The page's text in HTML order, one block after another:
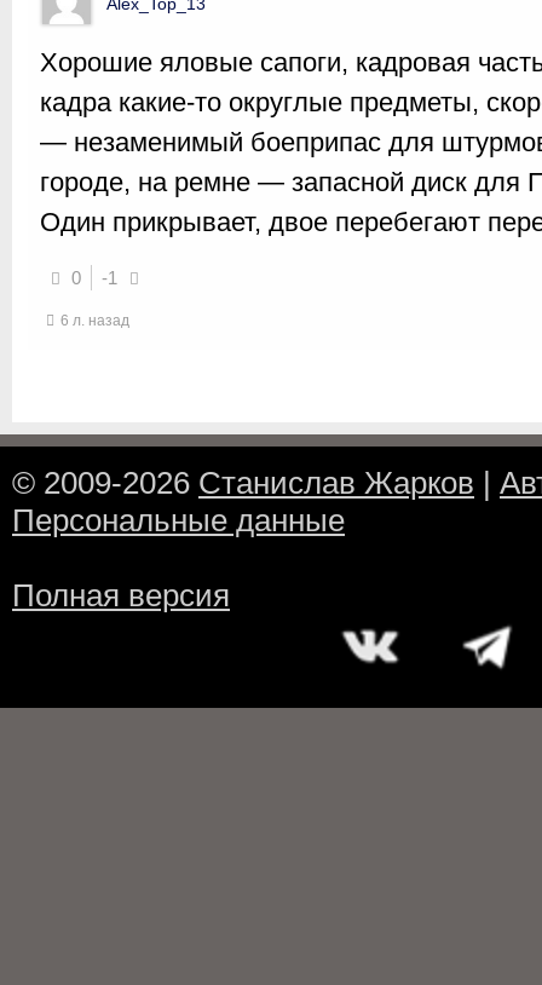
Хорошие яловые сапоги, кадровая
кадра какие-то округлые предметы,
— незаменимый боеприпас для
городе, на ремне — запасной диск для
Один прикрывает, двое перебегают
0 -1
6 л. назад
© 2009-2026 Станислав Жарков |
Персональные данные
Полная версия